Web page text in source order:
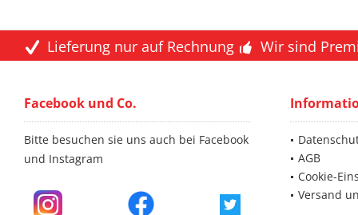
Lieferung nur auf Rechnung Wir sind
Facebook und Co.
Bitte besuchen sie uns auch bei Facebook
und Instagram
AGB
Cookie-
Versand